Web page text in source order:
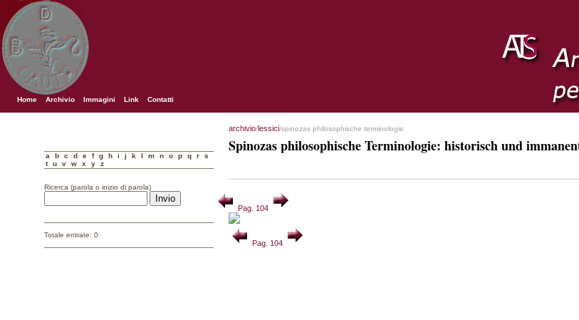
Home Archivio Immagini Link Contatti
a b c d e f g h i j k l m n o p q r
s
t
u v w x y z
Ricerca (parola o inizio di parola)
Totale entrate: 0
archivio/lessici/spinozas philosophische terminologie
Spinozas philosophische Terminologie: historisch und
Pag. 104
Pag. 104